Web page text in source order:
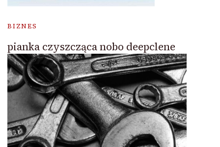
BIZNES
pianka czyszcząca nobo deepclene